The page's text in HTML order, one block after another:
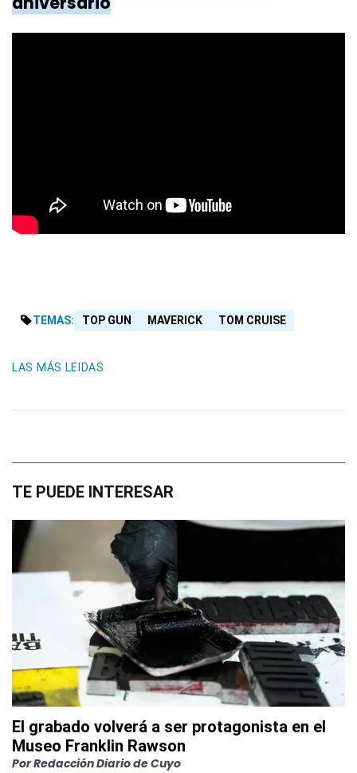
TEMAS: TOP GUN MAVERICK TOM CRUISE
LAS MÁS LEIDAS
TE PUEDE INTERESAR
El grabado volverá a ser protagonista en el
Museo Franklin Rawson
PorRedacción Diario de Cuyo